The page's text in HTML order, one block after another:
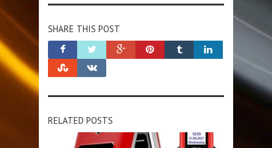
SHARE THIS POST
RELATED POSTS